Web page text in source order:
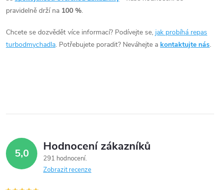
a
v
k
pravidelně drží na 100 %.
Chcete se dozvědět více informací? Podívejte se, jak probíhá repas
turbodmychadla. Potřebujete poradit? Neváhejte a kontaktujte nás.
5,0 Hodnocení zákazníků
291 hodnocení
Zobrazit recenze